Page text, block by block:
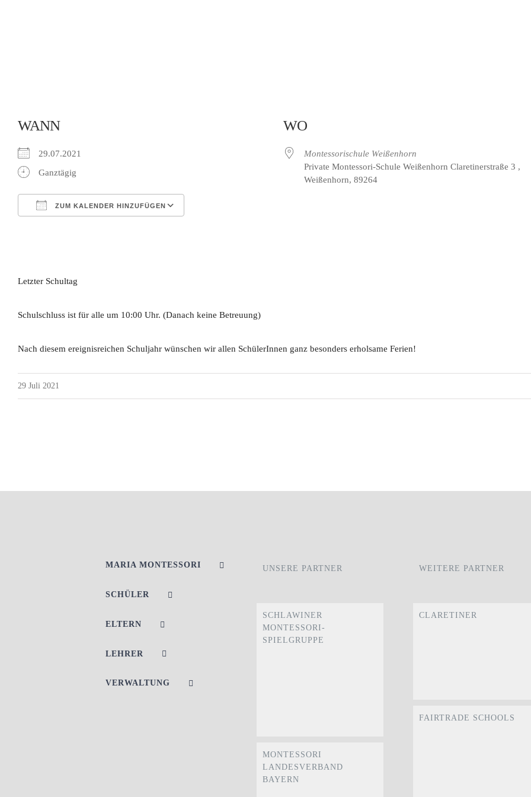
WANN
29.07.2021
Ganztägig
ZUM KALENDER HINZUFÜGEN
WO
Montessorischule Weißenhorn
Private Montessori-Schule Weißenhorn Claretinerstraße 3 ,
Weißenhorn, 89264
Letzter Schultag
Schulschluss ist für alle um 10:00 Uhr. (Danach keine Betreuung)
Nach diesem ereignisreichen Schuljahr wünschen wir allen SchülerInnen ganz besonders erholsame Ferien!
29 Juli 2021
MARIA MONTESSORI
SCHÜLER
ELTERN
LEHRER
VERWALTUNG
UNSERE PARTNER
SCHLAWINER
MONTESSORI-
SPIELGRUPPE
MONTESSORI
LANDESVERBAND
BAYERN
WEITERE PARTNER
CLARETINER
FAIRTRADE SCHOOLS